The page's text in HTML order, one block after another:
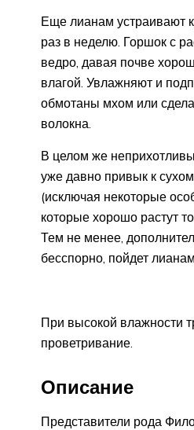
Еще лианам устраивают
раз в неделю. Горшок с
ведро, давая почве
влагой. Увлажняют и
обмотаны мхом или
волокна.
В целом же
уже давно привык к
(исключая некоторые
которые хорошо растут
Тем не менее,
бесспорно, пойдет
При высокой влажности
проветривание.
Описание
Представители рода